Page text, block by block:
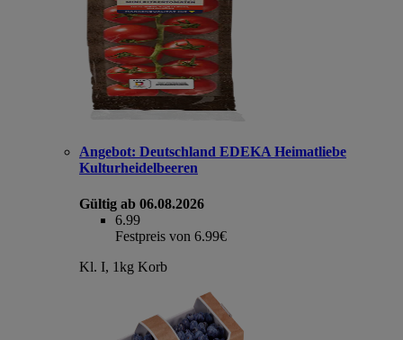
Angebot: Deutschland EDEKA Heimatliebe
Kulturheidelbeeren
Gültig ab 06.08.2026
6.99
Festpreis von 6.99€
Kl. I, 1kg Korb